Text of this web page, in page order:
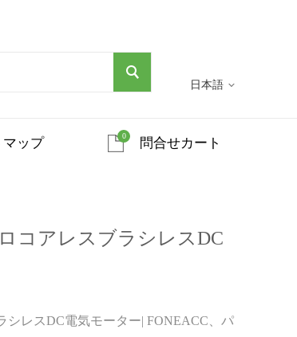
日本語
ップ 問合せカート
0
コアレスブラシレスDC
シレスDC電気モーター| FONEACC、パ